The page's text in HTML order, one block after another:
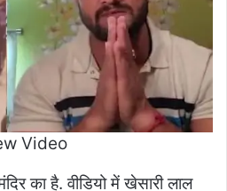
Video
का है. वीडियो में खेसारी लाल